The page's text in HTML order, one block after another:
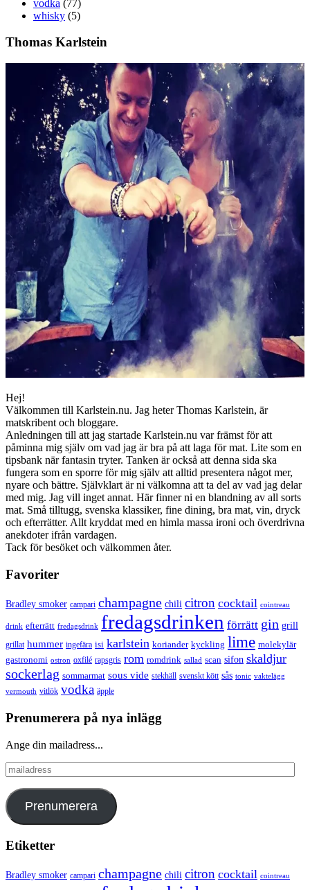
vodka (77)
whisky (5)
Thomas Karlstein
Hej!
Välkommen till Karlstein.nu. Jag heter Thomas Karlstein, är
matskribent och bloggare.
Anledningen till att jag startade Karlstein.nu var främst för att
påminna mig själv om vad jag är bra på att laga för mat. Lite som en
tipsbank när fantasin tryter. Tanken är också att denna sida ska
fungera som en sporre för mig själv att alltid presentera något mer,
nyare och bättre. Självklart är ni välkomna att ta del av vad jag delar
med mig. Jag vill inget annat. Här finner ni en blandning av all sorts
mat. Små tilltugg, svenska klassiker, fine dining, bra mat, vin, dryck
och efterrätter. Allt kryddat med en himla massa ironi och överdrivna
anekdoter ifrån vardagen.
Tack för besöket och välkommen åter.
Favoriter
Bradley smoker campari champagne chili citron cocktail cointreau
drink efterrätt fredagsdrink fredagsdrinken förrätt gin grill
grillat hummer ingefära isi karlstein koriander kyckling lime molekylär
gastronomi ostron oxfilé rapsgris rom romdrink sallad scan sifon skaldjur
sockerlag sommarmat sous vide stekhäll svenskt kött sås tonic vaktelägg
vermouth vitlök vodka äpple
Prenumerera på nya inlägg
Ange din mailadress...
mailadress
Prenumerera
Etiketter
Bradley smoker campari champagne chili citron cocktail cointreau